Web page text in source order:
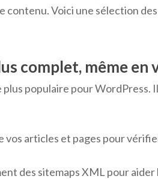
contenu. Voici une sélection
complet, même
plus populaire pour
vos articles et pages pour
des sitemaps XML pour